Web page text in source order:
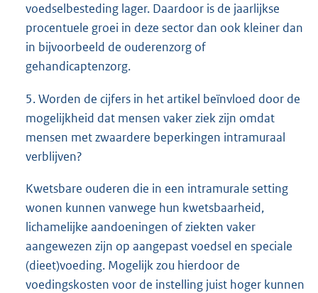
voedselbesteding lager. Daardoor is de jaarlijkse
procentuele groei in deze sector dan ook kleiner dan
in bijvoorbeeld de ouderenzorg of
gehandicaptenzorg.
5. Worden de cijfers in het artikel beïnvloed door de
mogelijkheid dat mensen vaker ziek zijn omdat
mensen met zwaardere beperkingen intramuraal
verblijven?
Kwetsbare ouderen die in een intramurale setting
wonen kunnen vanwege hun kwetsbaarheid,
lichamelijke aandoeningen of ziekten vaker
aangewezen zijn op aangepast voedsel en speciale
(dieet)voeding. Mogelijk zou hierdoor de
voedingskosten voor de instelling juist hoger kunnen